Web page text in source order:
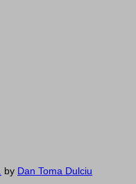
by Dan Toma Dulciu